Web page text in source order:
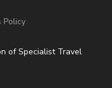
Policy
of Specialist Travel